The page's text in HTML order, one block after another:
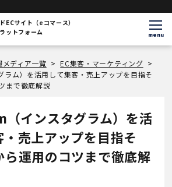
ECサイト（eコマース）
ットフォーム
menu
メディア一覧 > EC集客・マーケティング >
ム）を活用して集客・売上アップを目指そ
まで徹底解説
インスタグラム）を活
売上アップを目指そ
ら運用のコツまで徹底解